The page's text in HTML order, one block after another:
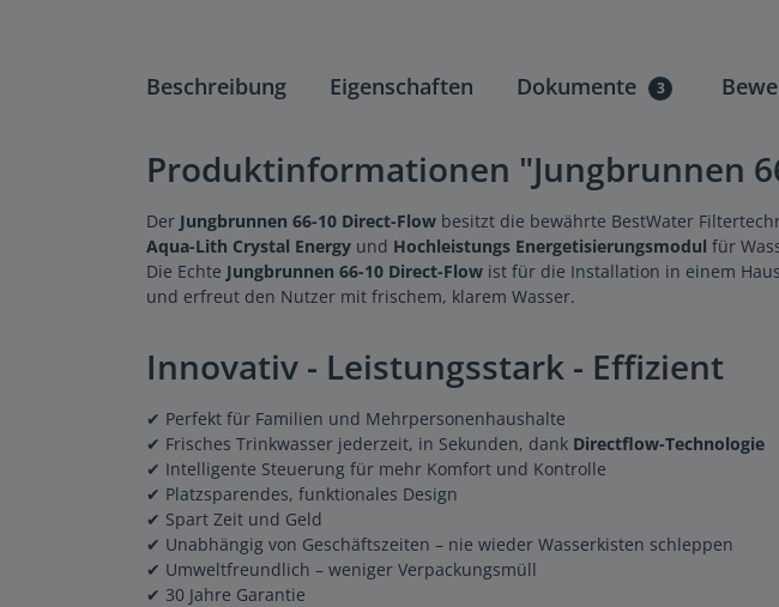
Beschreibung Eigenschaften Dokumente 3
Produktinformationen "Jungbrunnen
Der Jungbrunnen 66-10 Direct-Flow besitzt die bewährte BestWater
Aqua-Lith Crystal Energy und Hochleistungs Energetisierungsmodul für
Die Echte Jungbrunnen 66-10 Direct-Flow ist für die Installation in einem
und erfreut den Nutzer mit frischem, klarem Wasser.
Innovativ - Leistungsstark - Effizient
✔ Perfekt für Familien und Mehrpersonenhaushalte
✔ Frisches Trinkwasser jederzeit, in Sekunden, dank Directflow-Technologie
✔ Intelligente Steuerung für mehr Komfort und Kontrolle
✔ Platzsparendes, funktionales Design
✔ Spart Zeit und Geld
✔ Unabhängig von Geschäftszeiten – nie wieder Wasserkisten schleppen
✔ Umweltfreundlich – weniger Verpackungsmüll
✔ 30 Jahre Garantie